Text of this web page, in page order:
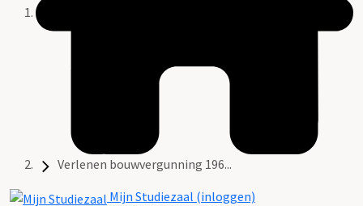
Verlenen bouwvergunning 196...
Mijn Studiezaal (inloggen)